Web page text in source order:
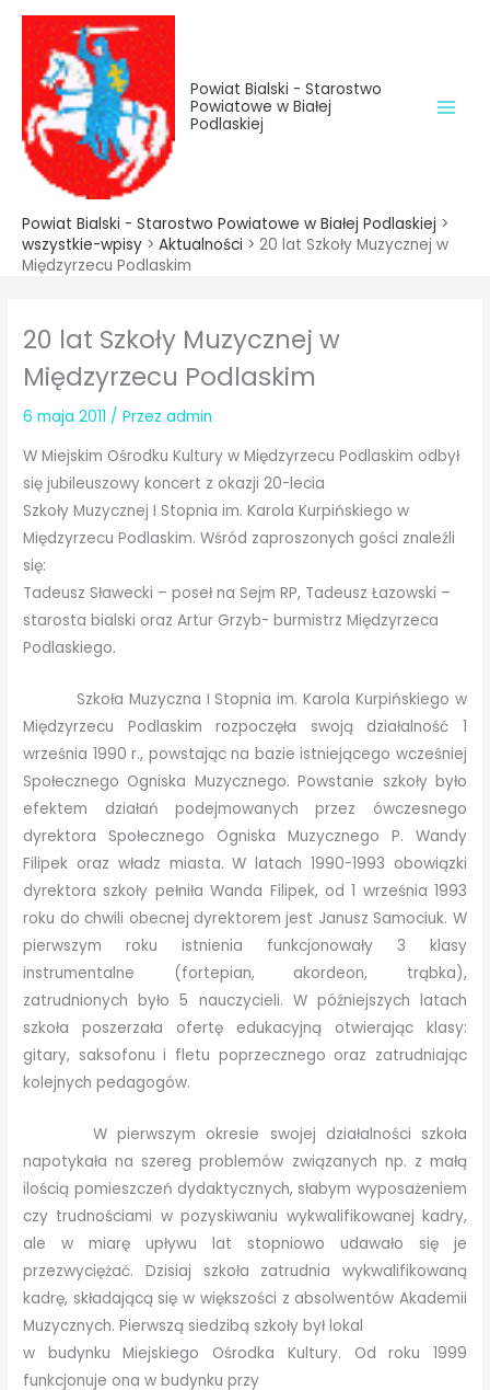
treści
Przejdź
treści
Powiat Bialski - Starostwo
Powiatowe w Białej
Podlaskiej
Powiat Bialski - Starostwo Powiatowe w Białej Podlaskiej >
wszystkie-wpisy > Aktualności > 20 lat Szkoły Muzycznej w
Międzyrzecu Podlaskim
20 lat Szkoły Muzycznej w
Międzyrzecu Podlaskim
6 maja 2011 / Przezadmin
W Miejskim Ośrodku Kultury w Międzyrzecu Podlaskim odbył
się jubileuszowy koncert z okazji 20-lecia
Szkoły Muzycznej I Stopnia im. Karola Kurpińskiego w
Międzyrzecu Podlaskim. Wśród zaproszonych gości znaleźli
się:
Tadeusz Sławecki – poseł na Sejm RP, Tadeusz Łazowski –
starosta bialski oraz Artur Grzyb- burmistrz Międzyrzeca
Podlaskiego.
Szkoła Muzyczna I Stopnia im. Karola Kurpińskiego w
Międzyrzecu Podlaskim rozpoczęła swoją działalność 1
września 1990 r., powstając na bazie istniejącego wcześniej
Społecznego Ogniska Muzycznego. Powstanie szkoły było
efektem działań podejmowanych przez ówczesnego
dyrektora Społecznego Ogniska Muzycznego P. Wandy
Filipek oraz władz miasta. W latach 1990-1993 obowiązki
dyrektora szkoły pełniła Wanda Filipek, od 1 września 1993
roku do chwili obecnej dyrektorem jest Janusz Samociuk. W
pierwszym roku istnienia funkcjonowały 3 klasy
instrumentalne (fortepian, akordeon, trąbka),
zatrudnionych było 5 nauczycieli. W późniejszych latach
szkoła poszerzała ofertę edukacyjną otwierając klasy:
gitary, saksofonu i fletu poprzecznego oraz zatrudniając
kolejnych pedagogów.
W pierwszym okresie swojej działalności szkoła
napotykała na szereg problemów związanych np. z małą
ilością pomieszczeń dydaktycznych, słabym wyposażeniem
czy trudnościami w pozyskiwaniu wykwalifikowanej kadry,
ale w miarę upływu lat stopniowo udawało się je
przezwyciężać. Dzisiaj szkoła zatrudnia wykwalifikowaną
kadrę, składającą się w większości z absolwentów Akademii
Muzycznych. Pierwszą siedzibą szkoły był lokal
w budynku Miejskiego Ośrodka Kultury. Od roku 1999
funkcjonuje ona w budynku przy